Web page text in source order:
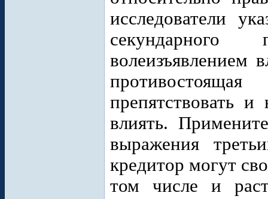
исследователи
волеизъявлением
препятствовать
влиять.
выражения
кредитор могут
том числе и